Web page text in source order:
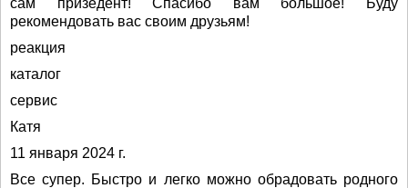
рекомендовать вас своим друзьям!
реакция
каталог
сервис
Катя
11 января 2024 г.
Все супер. Быстро и легко можно обрадовать родного